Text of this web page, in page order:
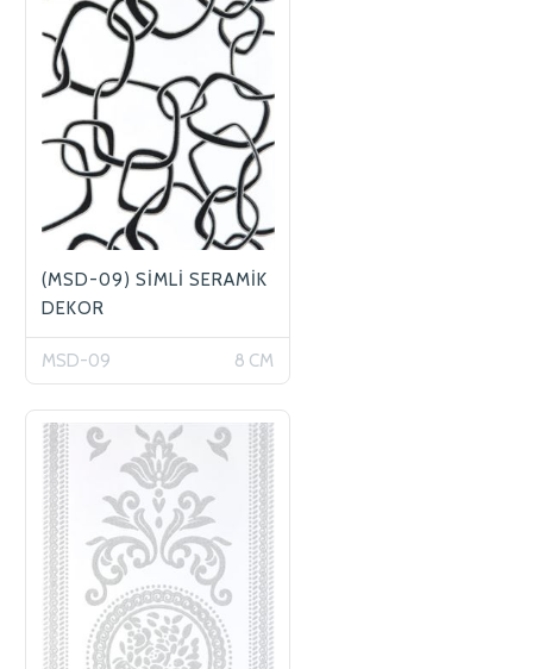
(MSD-09) SİMLİ SERAMİK
DEKOR
MSD-09 8 CM